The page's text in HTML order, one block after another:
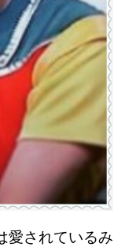
愛されているみ